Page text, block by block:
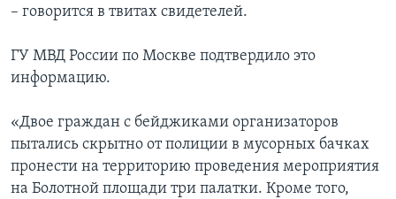
– говорится в твитах свидетелей.
ГУ МВД России по Москве подтвердило это
информацию.
«Двое граждан с бейджиками организаторов
пытались скрытно от полиции в мусорных бачках
пронести на территорию проведения мероприятия
на Болотной площади три палатки. Кроме того,